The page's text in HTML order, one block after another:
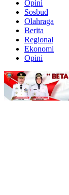
Opini
Sosbud
Olahraga
Berita
Regional
Ekonomi
Opini